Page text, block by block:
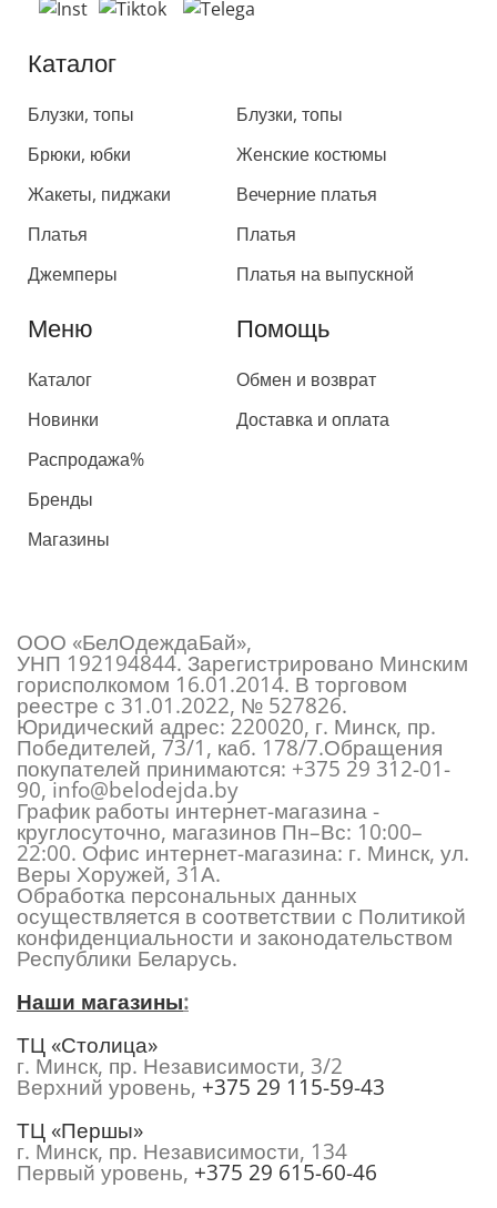
Каталог
Блузки, топы
Брюки, юбки
Жакеты, пиджаки
Платья
Джемперы
Блузки, топы
Женские костюмы
Вечерние платья
Платья
Платья на выпускной
Меню
Каталог
Новинки
Распродажа%
Бренды
Магазины
Помощь
Обмен и возврат
Доставка и оплата
ООО «БелОдеждаБай»,
УНП 192194844. Зарегистрировано Минским
горисполкомом 16.01.2014. В торговом
реестре с 31.01.2022, № 527826.
Юридический адрес: 220020, г. Минск, пр.
Победителей, 73/1, каб. 178/7.Обращения
покупателей принимаются: +375 29 312-01-
90,info@belodejda.by
График работы интернет-магазина -
круглосуточно, магазинов Пн–Вс: 10:00–
22:00. Офис интернет-магазина: г. Минск, ул.
Веры Хоружей, 31А.
Обработка персональных данных
осуществляется в соответствии с Политикой
конфиденциальности и законодательством
Республики Беларусь.
Наши магазины:
ТЦ «Столица»
г. Минск, пр. Независимости, 3/2
Верхний уровень, +375 29 115-59-43
ТЦ «Першы»
г. Минск, пр. Независимости, 134
Первый уровень, +375 29 615-60-46